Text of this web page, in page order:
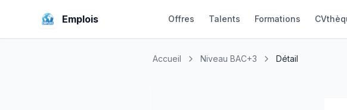
Emplois Offres Talents Formations
Accueil Niveau BAC+3 Détail